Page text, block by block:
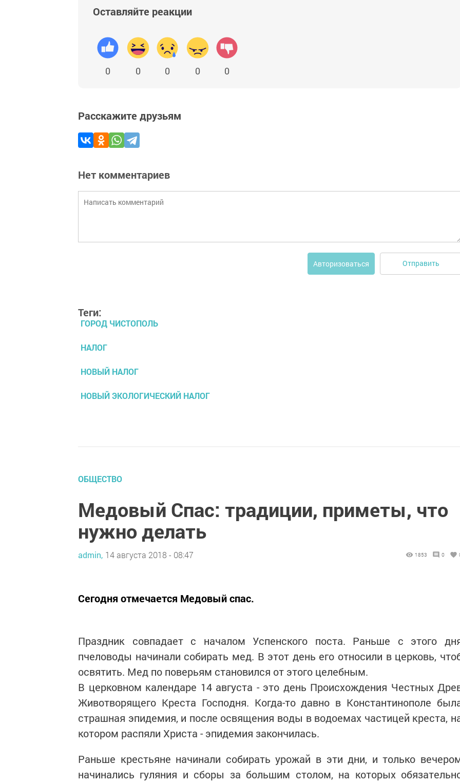
Оставляйте реакции
0 0 0 0 0
Расскажите друзьям
Нет комментариев
Авторизоваться Отправить
Теги:
ГОРОД ЧИСТОПОЛЬ
НАЛОГ
НОВЫЙ НАЛОГ
НОВЫЙ ЭКОЛОГИЧЕСКИЙ НАЛОГ
ОБЩЕСТВО
Медовый Спас: традиции, приметы, что
нужно делать
admin, 14 августа 2018 - 08:47 1853 0
Сегодня отмечается Медовый спас.
Праздник совпадает с началом Успенского поста. Раньше с этого
пчеловоды начинали собирать мед. В этот день его относили в церковь,
освятить. Мед по поверьям становился от этого целебным.
В церковном календаре 14 августа - это день Происхождения Честных
Животворящего Креста Господня. Когда-то давно в Константинополе
страшная эпидемия, и после освящения воды в водоемах частицей креста,
котором распяли Христа - эпидемия закончилась.
Раньше крестьяне начинали собирать урожай в эти дни, и только
начинались гуляния и сборы за большим столом, на которых